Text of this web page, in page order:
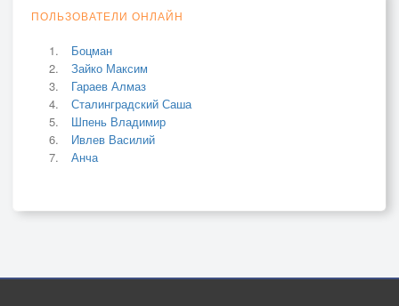
ПОЛЬЗОВАТЕЛИ ОНЛАЙН
Боцман
Зайко Максим
Гараев Алмаз
Сталинградский Саша
Шпень Владимир
Ивлев Василий
Анча